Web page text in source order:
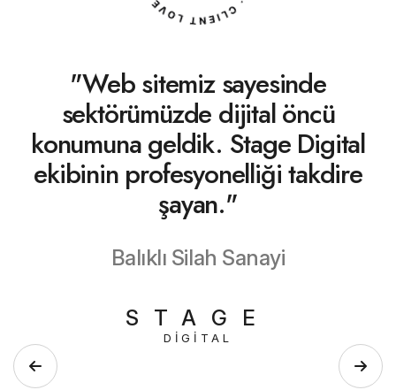
"Web sitemiz sayesinde
sektörümüzde dijital öncü
konumuna geldik. Stage Digital
ekibinin profesyonelliği takdire
şayan."
Balıklı Silah Sanayi
STAGE
DIGITAL